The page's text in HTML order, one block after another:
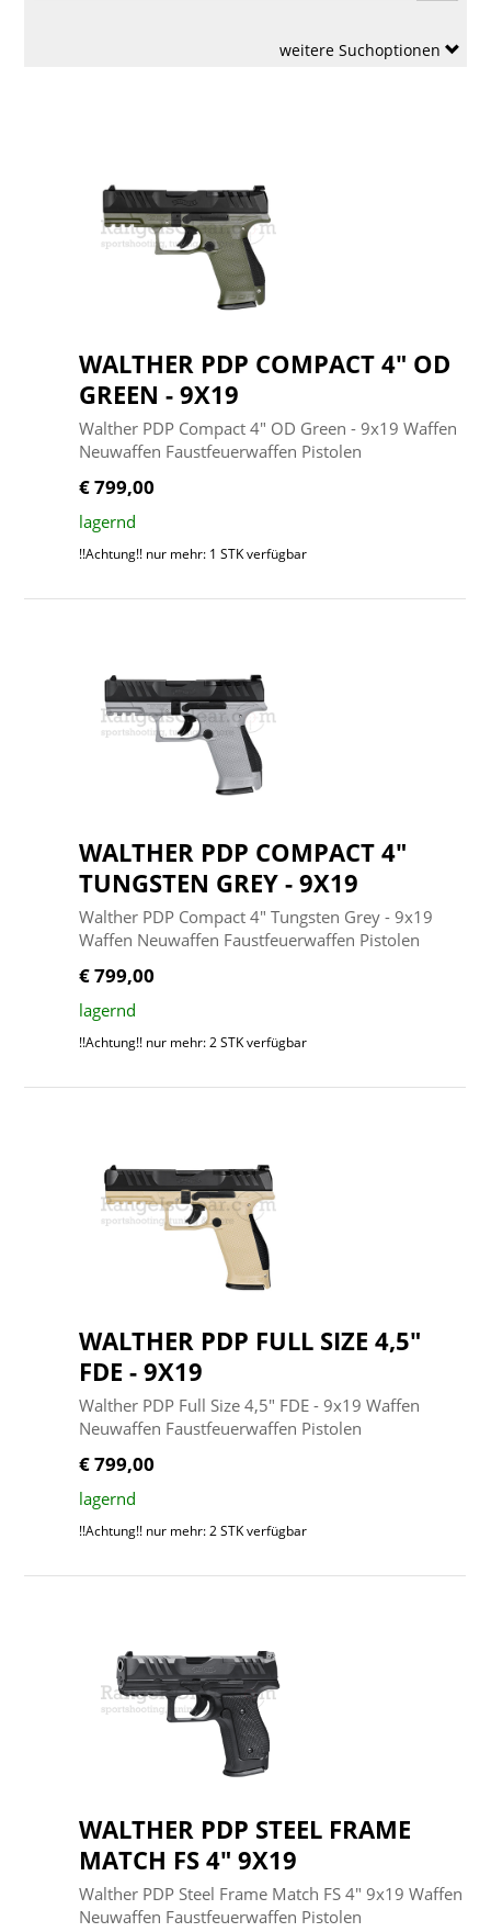
weitere Suchoptionen
WALTHER PDP COMPACT 4" OD
GREEN - 9X19
Walther PDP Compact 4" OD Green - 9x19 Waffen
Neuwaffen Faustfeuerwaffen Pistolen
€ 799,00
lagernd
!!Achtung!! nur mehr: 1 STK verfügbar
WALTHER PDP COMPACT 4"
TUNGSTEN GREY - 9X19
Walther PDP Compact 4" Tungsten Grey - 9x19
Waffen Neuwaffen Faustfeuerwaffen Pistolen
€ 799,00
lagernd
!!Achtung!! nur mehr: 2 STK verfügbar
WALTHER PDP FULL SIZE 4,5"
FDE - 9X19
Walther PDP Full Size 4,5" FDE - 9x19 Waffen
Neuwaffen Faustfeuerwaffen Pistolen
€ 799,00
lagernd
!!Achtung!! nur mehr: 2 STK verfügbar
WALTHER PDP STEEL FRAME
MATCH FS 4" 9X19
Walther PDP Steel Frame Match FS 4" 9x19 Waffen
Neuwaffen Faustfeuerwaffen Pistolen